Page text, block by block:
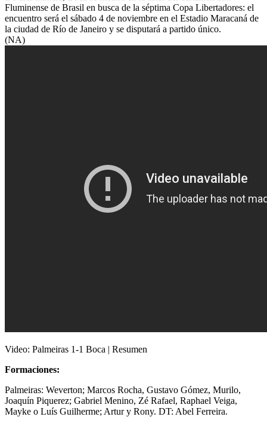
Fluminense de Brasil en busca de la séptima Copa Libertadores: el
encuentro será el sábado 4 de noviembre en el Estadio Maracaná de
la ciudad de Río de Janeiro y se disputará a partido único.
(NA)
Video: Palmeiras 1-1 Boca | Resumen
Formaciones:
Palmeiras: Weverton; Marcos Rocha, Gustavo Gómez, Murilo,
Joaquín Piquerez; Gabriel Menino, Zé Rafael, Raphael Veiga,
Mayke o Luís Guilherme; Artur y Rony. DT: Abel Ferreira.